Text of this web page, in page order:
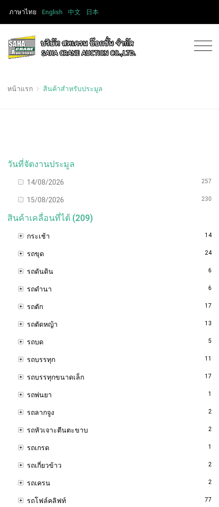
ภาษาไทย English 中文 日本
หน้าแรก สินค้าสำหรับประมูล
วันที่จัดงานประมูล
14/08/2026 257
15/08/2026 230
สินค้าเคลื่อนที่ได้ (209)
กระเช้า 14
รถขุด 24
รถดันดิน 6
รถดำนา 6
รถตัก 17
รถตัดหญ้า 13
รถบด 5
รถบรรทุก 11
รถบรรทุกขนาดเล็ก 17
รถพ่นยา 1
รถลากจูง 2
รถหัวเจาะตีนตะขาบ 2
รถเกรด 1
รถเกี่ยวข้าว 2
รถเครน 2
รถโฟล์คลิฟท์ 77